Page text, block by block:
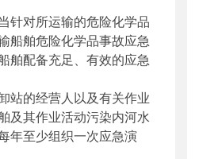
对所运输的危险化学品
船舶危险化学品事故应急
舶配备充足、有效的应急
的经营人以及有关作业
及其作业活动污染内河水
年至少组织一次应急演